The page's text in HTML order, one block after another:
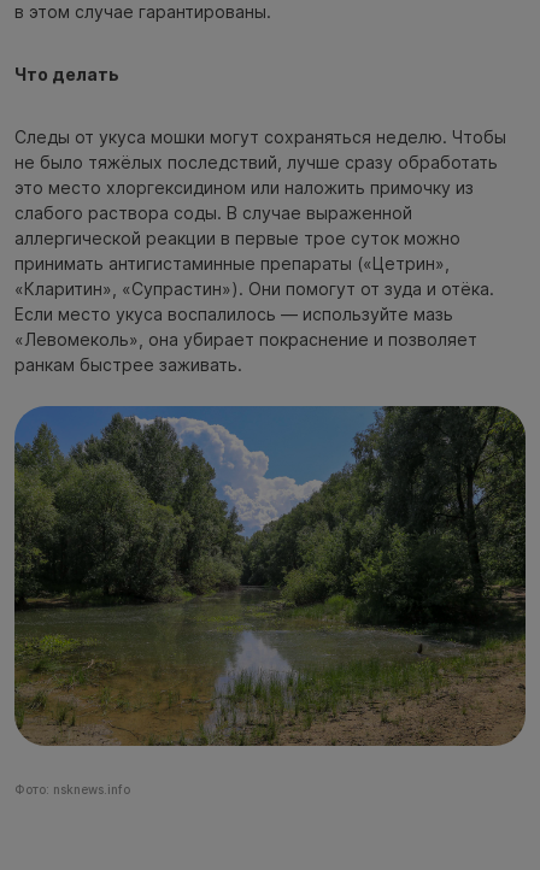
в этом случае гарантированы.
Что делать
Следы от укуса мошки могут сохраняться неделю. Чтобы
не было тяжёлых последствий, лучше сразу обработать
это место хлоргексидином или наложить примочку из
слабого раствора соды. В случае выраженной
аллергической реакции в первые трое суток можно
принимать антигистаминные препараты («Цетрин»,
«Кларитин», «Супрастин»). Они помогут от зуда и отёка.
Если место укуса воспалилось — используйте мазь
«Левомеколь», она убирает покраснение и позволяет
ранкам быстрее заживать.
Фото: nsknews.info